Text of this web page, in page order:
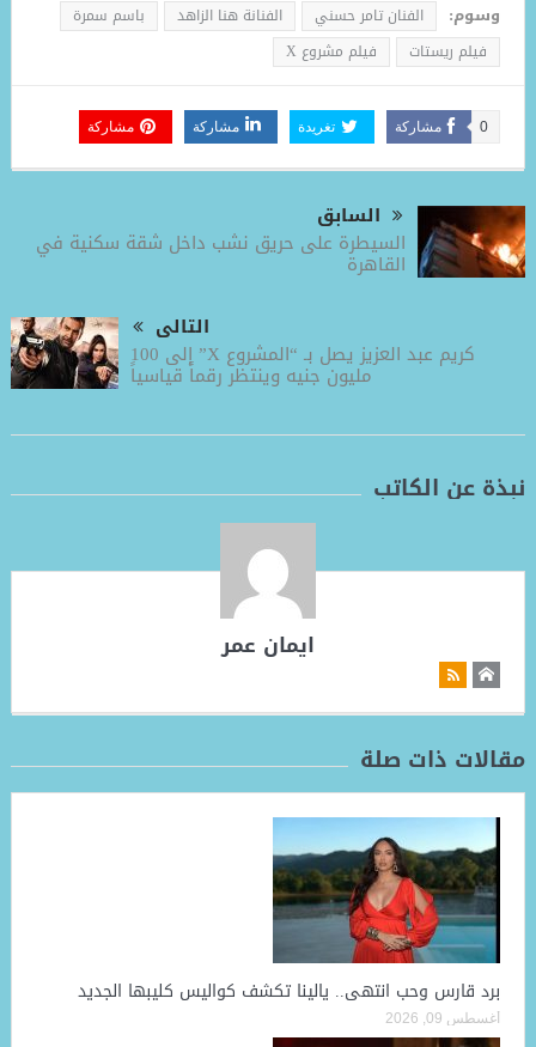
وسوم: الفنان تامر حسني الفنانة هنا الزاهد
باسم سمرة
فيلم ريستات
فيلم مشروع X
مشاركة 0 تغريدة مشاركة مشاركة
السابق
السيطرة على حريق نشب داخل شقة سكنية في
القاهرة
التالى
كريم عبد العزيز يصل بـ “المشروع X” إلى 100
مليون جنيه وينتظر رقماً قياسياً
نبذة عن الكاتب
ايمان عمر
مقالات ذات صلة
برد قارس وحب انتهى.. يالينا تكشف كواليس كليبها الجديد
أغسطس 09, 2026